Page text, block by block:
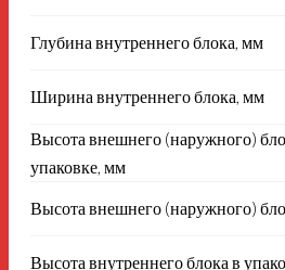
Глубина внутреннего блока, мм
Ширина внутреннего блока, мм
Высота внешнего (наружного)
упаковке, мм
Высота внешнего (наружного)
Высота внутреннего блока в